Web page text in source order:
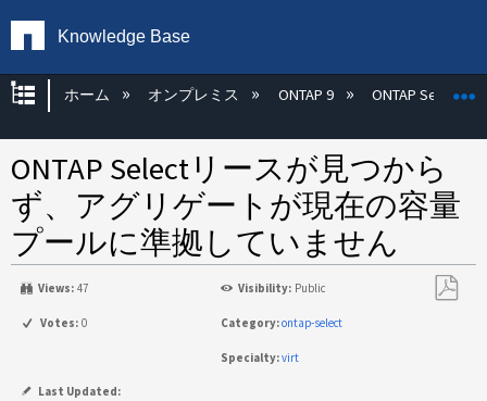
Knowledge Base
グローバル階層を展開/折りたたむ
ホーム オンプレミス ONTAP 9 ONTAP Select
ONTAP Selectリースが見つから
ず、アグリゲートが現在の容量
プールに準拠していません
Views: 47 Visibility: Public
Votes: 0 Category:ontap-select
Specialty:virt
Last Updated: